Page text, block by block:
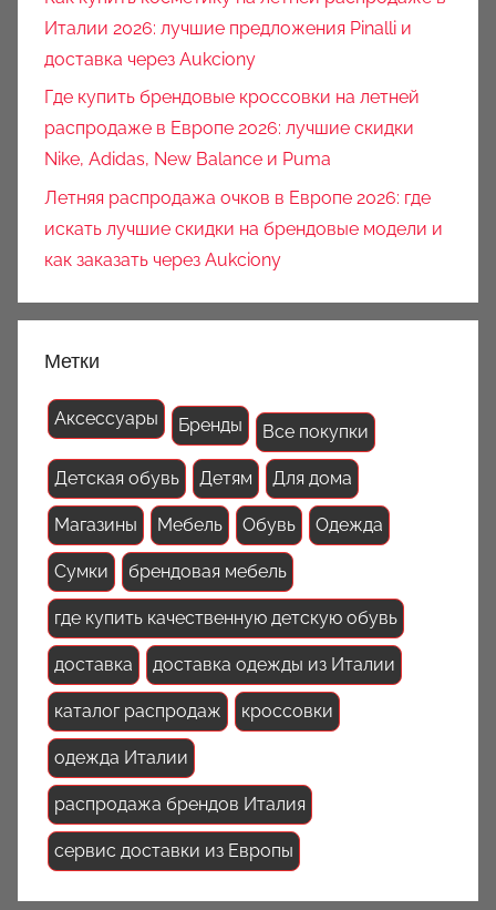
Италии 2026: лучшие предложения Pinalli и
доставка через Aukciony
Где купить брендовые кроссовки на летней
распродаже в Европе 2026: лучшие скидки
Nike, Adidas, New Balance и Puma
Летняя распродажа очков в Европе 2026: где
искать лучшие скидки на брендовые модели и
как заказать через Aukciony
Метки
Аксессуары Бренды Все покупки
Детская обувь Детям Для дома
Магазины Мебель Обувь Одежда
Сумки брендовая мебель
где купить качественную детскую обувь
доставка доставка одежды из Италии
каталог распродаж кроссовки
одежда Италии
распродажа брендов Италия
сервис доставки из Европы